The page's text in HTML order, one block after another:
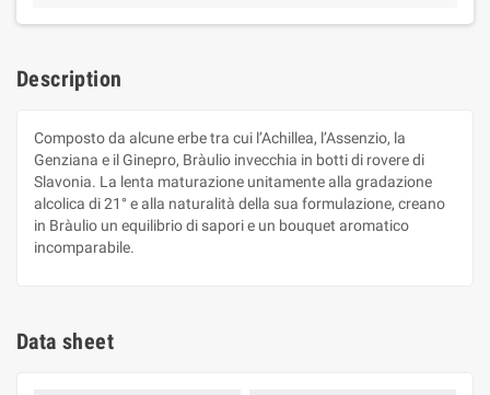
Description
Composto da alcune erbe tra cui l’Achillea, l’Assenzio, la
Genziana e il Ginepro, Bràulio invecchia in botti di rovere di
Slavonia. La lenta maturazione unitamente alla gradazione
alcolica di 21° e alla naturalità della sua formulazione, creano
in Bràulio un equilibrio di sapori e un bouquet aromatico
incomparabile.
Data sheet